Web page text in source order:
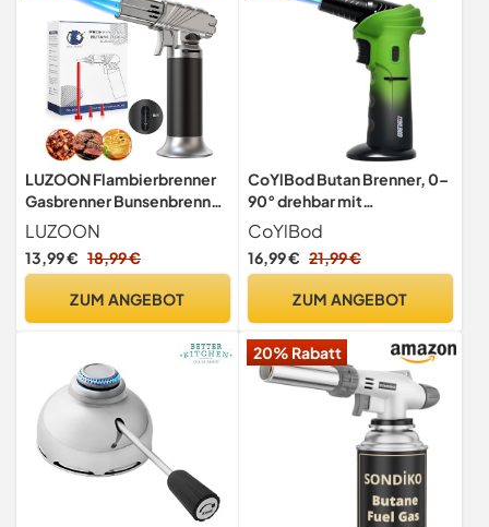
LUZOON Flambierbrenner
Gasbrenner Bunsenbrenner
Küche Dual Flambierer
Küchenbrenner Creme
Brulee Brenner mit
Inbegriffen)
LUZOON
13,99 € 18,99 €
ZUM ANGEBOT
CoYlBod Butan Brenner, 0–
90° drehbar mit
Sicherheitsverschluss zum
Löten
CoYlBod
16,99 € 21,99 €
ZUM ANGEBOT
20% Rabatt